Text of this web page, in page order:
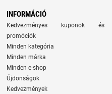
INFORMÁCIÓ
Kedvezményes kuponok és
promóciók
Minden kategória
Minden márka
Minden e-shop
Újdonságok
Kedvezmények